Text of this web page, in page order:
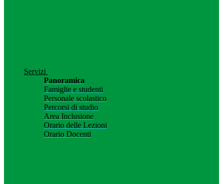
Servizi
Panoramica
Famiglie e studenti
Personale scolastico
Percorsi di studio
Area Inclusione
Orario delle Lezioni
Orario Docenti